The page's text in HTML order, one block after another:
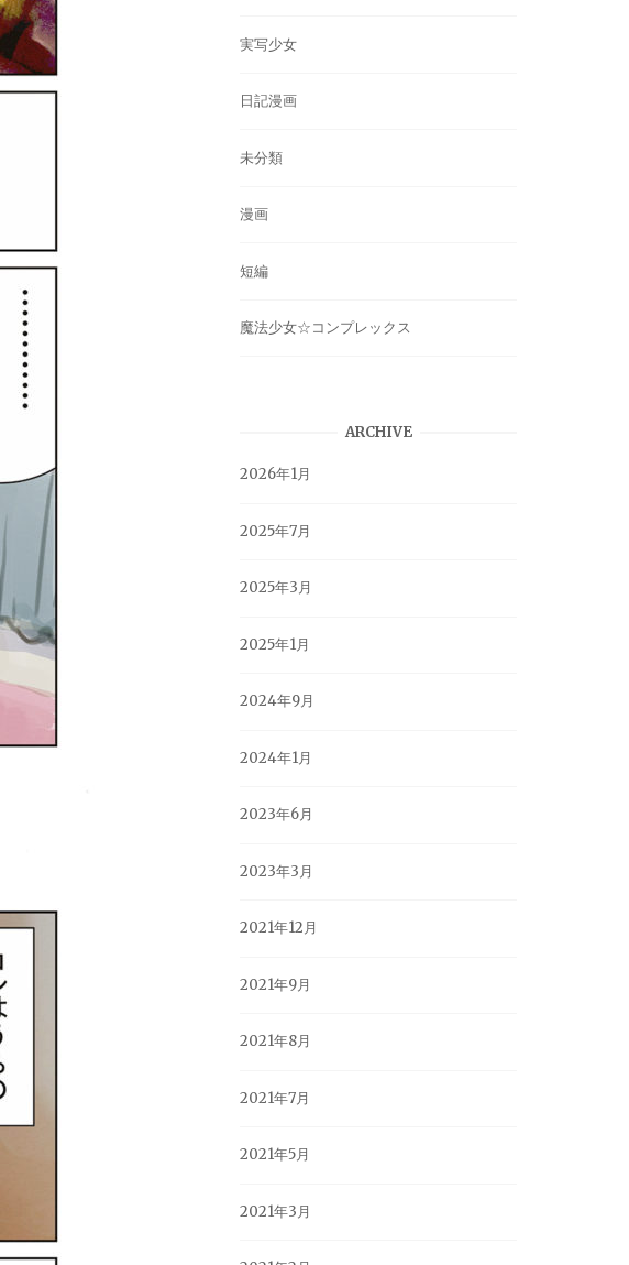
実写少女
日記漫画
未分類
漫画
短編
魔法少女☆コンプレックス
ARCHIVE
2026年1月
2025年7月
2025年3月
2025年1月
2024年9月
2024年1月
2023年6月
2023年3月
2021年12月
2021年9月
2021年8月
2021年7月
2021年5月
2021年3月